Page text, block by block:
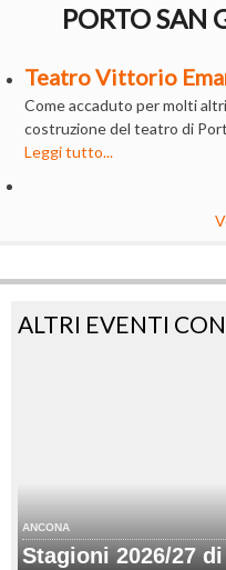
PORTO SAN
Teatro Vittorio
Come accaduto per molti
costruzione del teatro di
Leggi tutto...
ALTRI EVENTI
ANCONA
Stagioni 2026/27